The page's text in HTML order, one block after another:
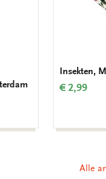
Insekten,
€ 2,99
Alle